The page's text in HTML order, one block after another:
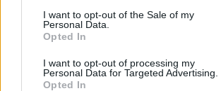
I want to opt-out of the Sale of my
Personal Data.
Opted In
I want to opt-out of processing my
Personal Data for Targeted Advertising.
Opted In
Joghurtkuchen